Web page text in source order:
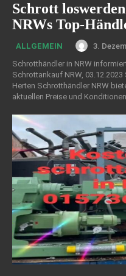
Schrott
NRWs Top-
ALLGEMEIN
3.
Schrotthändler in NRW
Schrottankauf NRW, 03.12.2023 Schrottankauf Herne Schrottankauf
Herten Schrotthändler NRW bietet eine umfassende Auskunft über die
aktuellen Preise und